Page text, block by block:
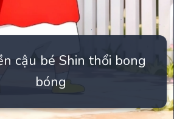
cậu bé Shin thổi bong
bóng